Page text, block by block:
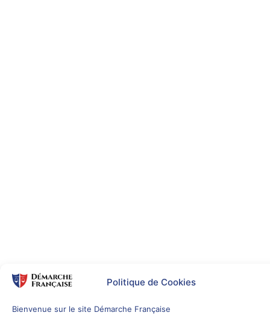
Politique de Cookies
Bienvenue sur le site Démarche Française